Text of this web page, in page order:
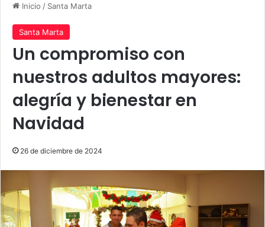
Inicio / Santa Marta
Santa Marta
Un compromiso con
nuestros adultos mayores:
alegría y bienestar en
Navidad
26 de diciembre de 2024